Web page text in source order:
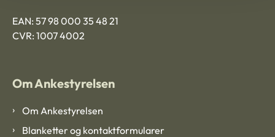
EAN: 57 98 000 35 48 21
CVR: 1007 4002
Om Ankestyrelsen
Om Ankestyrelsen
Blanketter og kontaktformularer